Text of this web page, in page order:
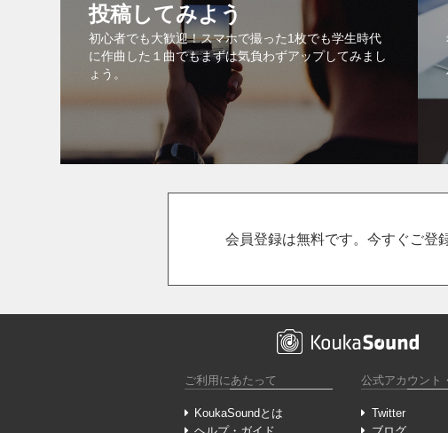
投稿してみよう
初心者でも大歓迎！スマホで撮った1枚でも学生時代
に作曲した１曲でもまずは気負わずアップしてみまし
ょう。
会員登録は無料です。今すぐご登
ご利用にあたって
KoukaSoundとは
公式アカウント
Twitter